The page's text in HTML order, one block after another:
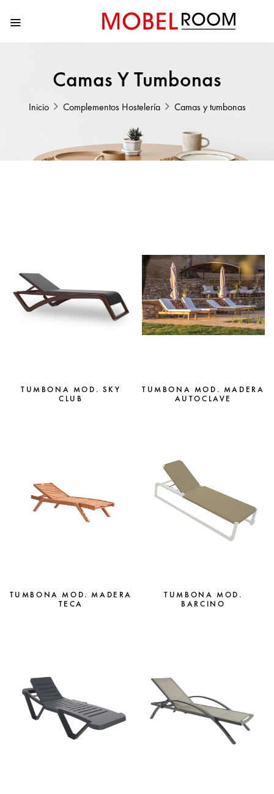
Camas Y Tumbonas
Inicio Complementos Hostelería Camas y tumbonas
TUMBONA MOD. SKY
CLUB
TUMBONA MOD. MADERA
AUTOCLAVE
TUMBONA MOD. MADERA
TECA
TUMBONA MOD.
BARCINO